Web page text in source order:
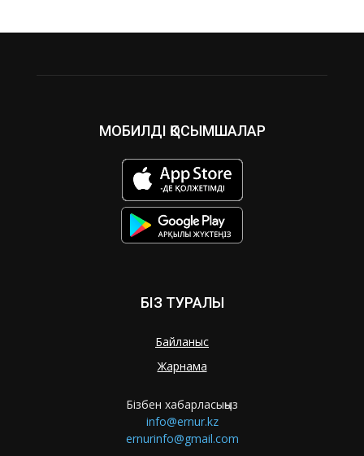
МОБИЛДІ ҚОСЫМШАЛАР
БІЗ ТУРАЛЫ
Байланыс
Жарнама
Бізбен хабарласыңыз
info@ernur.kz
ernurinfo@gmail.com